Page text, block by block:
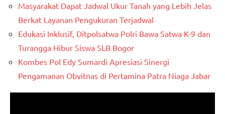
Masyarakat Dapat Jadwal Ukur Tanah yang Lebih Jelas
Berkat Layanan Pengukuran Terjadwal
Edukasi Inklusif, Ditpolsatwa Polri Bawa Satwa K-9 dan
Turangga Hibur Siswa SLB Bogor
Kombes Pol Edy Sumardi Apresiasi Sinergi
Pengamanan Obvitnas di Pertamina Patra Niaga Jabar